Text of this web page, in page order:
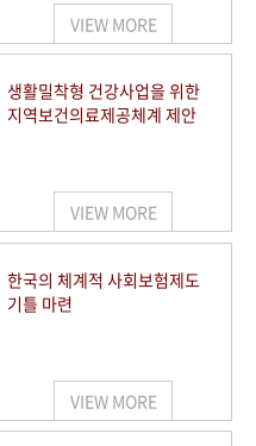
정박물 영상 기록물
VIEW MORE
생활밀착형 건강사업을 위한
지역보건의료제공체계 제안
VIEW MORE
한국의 체계적 사회보험제도
기틀 마련
VIEW MORE